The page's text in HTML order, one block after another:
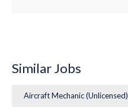
Similar Jobs
Aircraft Mechanic (Unlicensed)